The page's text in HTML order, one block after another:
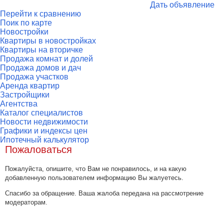
Дать объявление
Перейти к сравнению
Поик по карте
Новостройки
Квартиры в новостройках
Квартиры на вторичке
Продажа комнат и долей
Продажа домов и дач
Продажа участков
Аренда квартир
Застройщики
Агентства
Каталог специалистов
Новости недвижимости
Графики и индексы цен
Ипотечный калькулятор
Пожаловаться
Пожалуйста, опишите, что Вам не понравилось, и на какую
добавленную пользователем информацию Вы жалуетесь.
Спасибо за обращение. Ваша жалоба передана на рассмотрение
модераторам.